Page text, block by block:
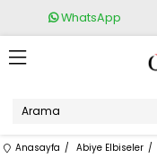
WhatsApp
Anasayfa Abiye Elbiseler